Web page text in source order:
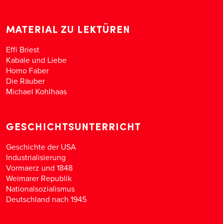
MATERIAL ZU LEKTÜREN
Effi Briest
Kabale und Liebe
Homo Faber
Die Räuber
Michael Kohlhaas
GESCHICHTSUNTERRICHT
Geschichte der USA
Industrialisierung
Vormaerz und 1848
Weimarer Republik
Nationalsozialismus
Deutschland nach 1945